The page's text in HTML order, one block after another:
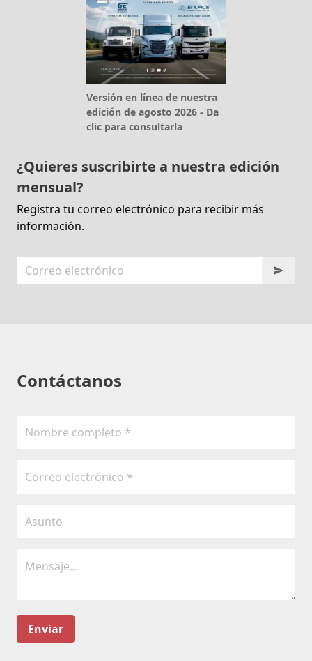
Versión en línea de nuestra
edición de agosto 2026 - Da
clic para consultarla
¿Quieres suscribirte a nuestra edición
mensual?
Registra tu correo electrónico para recibir más
información.
Contáctanos
Enviar